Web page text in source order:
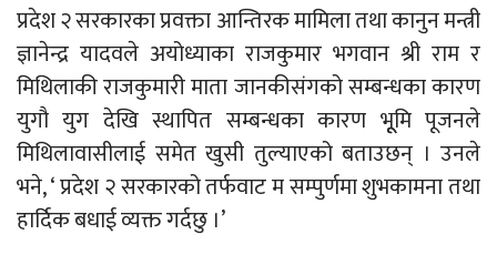
प्रदेश २ सरकारका प्रवक्ता आन्तिरक मामिला तथा कानुन मन्त्री
ज्ञानेन्द्र यादवले अयोध्याका राजकुमार भगवान श्री राम र
मिथिलाकी राजकुमारी माता जानकीसंगको सम्बन्धका कारण
युगौ युग देखि स्थापित सम्बन्धका कारण भूूमि पूजनले
मिथिलावासीलाई समेत खुसी तुल्याएको बताउछन् । उनले
भने, ‘ प्रदेश २ सरकारको तर्फवाट म सम्पुर्णमा शुभकामना तथा
हार्दिक बधाई व्यक्त गर्दछु ।’